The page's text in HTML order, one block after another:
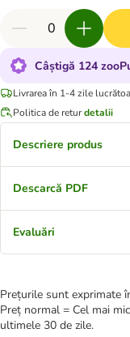
Câștigă 124
Livrarea în 1-4 zile
Politica de returdetalii
Descriere produs
Descarcă PDF
Evaluări
Prețurile sunt exprimate
Preț normal = Cel mai
ultimele 30 de zile.